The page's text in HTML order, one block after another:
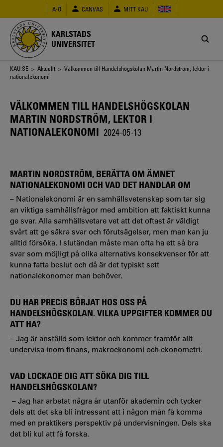
huvudinnehåll
A-Ö CANVAS MITT KAU
KARLSTADS
UNIVERSITET
Länkstig
KAU.SE > Aktuellt > Välkommen till Handelshögskolan Martin Nordström, lektor i
nationalekonomi
VÄLKOMMEN TILL HANDELSHÖGSKOLAN
MARTIN NORDSTRÖM, LEKTOR I
NATIONALEKONOMI 2024-05-13
MARTIN NORDSTRÖM, BERÄTTA OM ÄMNET
NATIONALEKONOMI OCH VAD DET HANDLAR OM
– Nationalekonomi är en samhällsvetenskap som tar sig
an viktiga samhällsfrågor med ambition att faktiskt kunna
ge svar. Alla samhällsvetare vet att det oftast är väldigt
svårt att ge säkra svar och förutsägelser, men man kan ju
alltid försöka. I slutändan måste man ofta ha ett så bra
svar som möjligt på olika alternativs konsekvenser för att
kunna fatta beslut och då är det typiskt sett
nationalekonomer man behöver.
DU HAR PRECIS BÖRJAT HOS OSS PÅ
HANDELSHÖGSKOLAN. VILKA UPPGIFTER KOMMER DU
ATT HA?
– Jag är anställd som lektor och kommer framför allt
undervisa inom finans, makroekonomi och ekonometri.
VAD LOCKADE DIG ATT SÖKA DIG TILL
HANDELSHÖGSKOLAN?
– Jag har arbetat några år utanför akademin och tycker
dels att det ska bli intressant att i någon mån få komma
med en praktikers perspektiv på undervisningen. Dels ska
det bli kul att få forska.